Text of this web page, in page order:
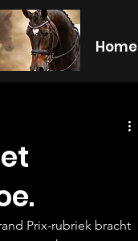
Home
Prix-rubriek bracht